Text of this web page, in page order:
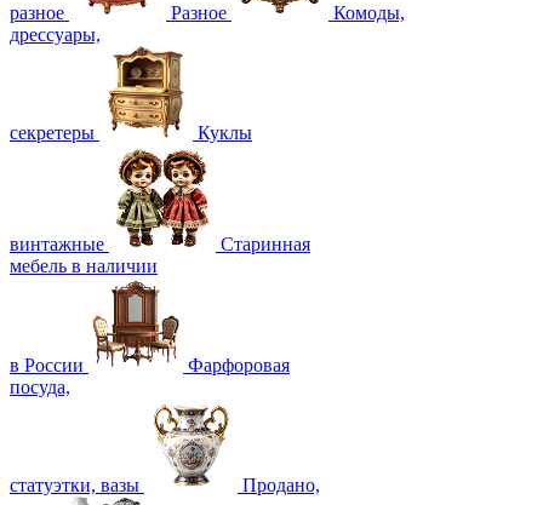
разное Разное
Комоды,
дрессуары,
секретеры Куклы
винтажные
Старинная
мебель в наличии
в России
Фарфоровая
посуда,
статуэтки, вазы Продано,